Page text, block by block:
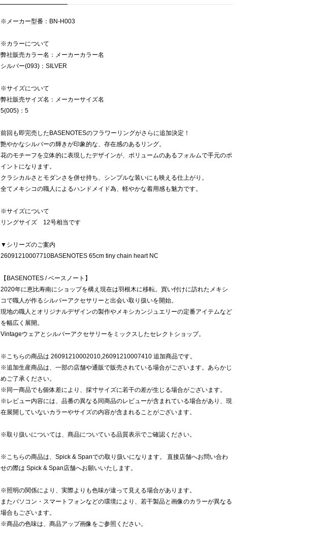
※メーカー型番：BN-H003
※カラーについて
弊社販売カラー名：メーカーカラー名
シルバー(093)：SILVER
※サイズについて
弊社販売サイズ名：メーカーサイズ名
5(005)：5
前回も即完売したBASENOTESのフラワーリングがさらに追加決定！
艶やかなシルバーの輝きが印象的な、存在感のあるリング。
花のモチーフを立体的に表現したデザインが、ボリュームのあるフォルムで手元のポ
イントになります。
クラシカルさとモダンさを併せ持ち、シンプルな装いにも映える仕上がり。
全てメキシコの職人によるハンドメイド為、軽やかな着用感も魅力です。
※サイズについて
リングサイズ 12号相当です
▼シリーズのご案内
26091210007710BASENOTES 65cm tiny chain heart NC
【BASENOTES / ベースノート】
2020年に恵比寿南にショップを構え現在は羽根木に移転。買い付けに訪れたメキシ
コで職人が作るシルバーアクセサリーと出会い取り扱いを開始。
現地の職人とオリジナルデザインの製作やメキシカンジュエリーの定番アイテムなど
を幅広く展開。
Vintageウェアとシルバーアクセサリーをミックスしたセレクトショップ。
※こちらの商品は 26091210002010,26091210007410 追加商品です。
※追加生産商品は、一部の店舗や通販で販売されている場合がございます。あらかじ
めご了承ください。
※同一商品でも個体差により、採寸サイズに若干の差が生じる場合がございます。
※レビュー内容には、品番の異なる同商品のレビューが含まれている場合があり、現
在展開していないカラーやサイズの内容が含まれることがございます。
※取り扱いについては、商品についている品質表示でご確認ください。
※こちらの商品は、Spick & Spanでの取り扱いになります。 直接店舗へお問い合わ
せの際は Spick & Span店舗へお願いいたします。
※照明の関係により、実際よりも色味が違って見える場合があります。
またパソコン・スマートフォンなどの環境により、若干製品と画像のカラーが異なる
場合もございます。
※商品の色味は、商品アップ画像をご参照ください。